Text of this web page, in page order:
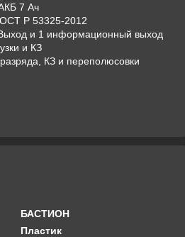
7 Ач
Р 53325-2012
и 1 информационный выход
и КЗ
КЗ и переполюсовки
БАСТИОН
Пластик